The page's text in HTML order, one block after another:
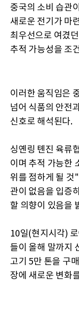
중국의 소비 습관
새로운 전기가 마
최우선으로 여겼
추적 가능성을 조
이러한 움직임은
넘어 식품의 안전
신호로 해석된다.
싱옌링 톈진 육류
이며 추적 가능한
위를 점하게 될 것
관이 없음을 입증
할 의향이 있음을
10일(현지시각)
들이 올해 말까지
고기 5만 톤을 구
장에 새로운 변화